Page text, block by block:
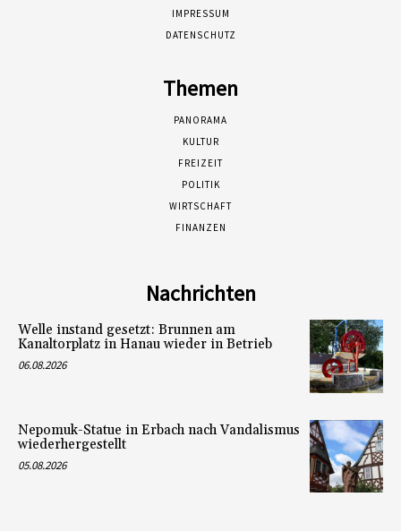
IMPRESSUM
DATENSCHUTZ
Themen
PANORAMA
KULTUR
FREIZEIT
POLITIK
WIRTSCHAFT
FINANZEN
Nachrichten
Welle instand gesetzt: Brunnen am
Kanaltorplatz in Hanau wieder in Betrieb
06.08.2026
Nepomuk-Statue in Erbach nach Vandalismus
wiederhergestellt
05.08.2026